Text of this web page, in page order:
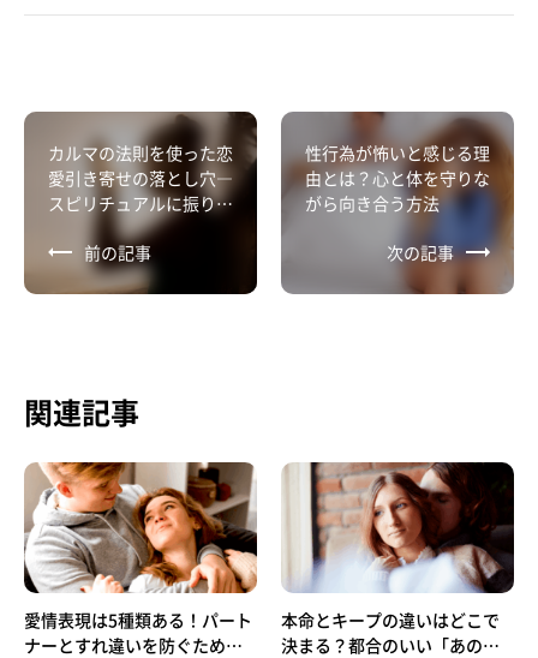
カルマの法則を使った恋
愛引き寄せの落とし穴―
スピリチュアルに振り回
されず、幸せな関係を築
くために前の記事
性行為が怖いと感じる理
由とは？心と体を守りな
がら向き合う方法
次の記事
関連記事
愛情表現は5種類ある！パート
ナーとすれ違いを防ぐための
本命とキープの違いはどこで
決まる？都合のいい「あの